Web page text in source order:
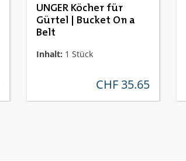
UNGER Köcher für
Gürtel | Bucket On a
Belt
Inhalt: 1 Stück
regulärer preis:
CHF 35.65